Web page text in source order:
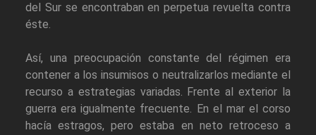
del Sur se encontraban en perpetua revuelta contra
éste.
Así, una preocupación constante del régimen era
contener a los insumisos o neutralizarlos mediante el
recurso a estrategias variadas. Frente al exterior la
guerra era igualmente frecuente. En el mar el corso
hacía estragos, pero estaba en neto retroceso a